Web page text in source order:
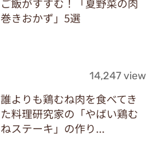
巻きおかず」5選
14,247 view
誰よりも鶏むね肉を食べてき
た料理研究家の「やばい鶏む
ねステーキ」の作り...